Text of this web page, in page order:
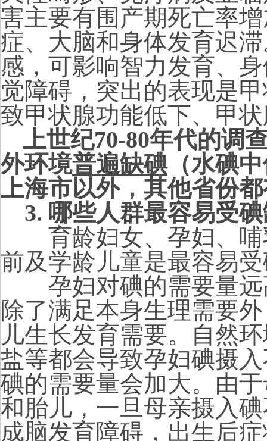
害主要有围产期死亡率
症、大脑和身体发育迟
感，可影响智力发育、
觉障碍，突出的表现是
致甲状腺功能低下、甲
上世纪70-80年代的调
外环境普遍缺碘（水碘
上海市以外，其他省份
3. 哪些人群最容易受
育龄妇女、孕妇、哺
前及学龄儿童是最容易
孕妇对碘的需要量远
除了满足本身生理需要
儿生长发育需要。自然
盐等都会导致孕妇碘摄
碘的需要量会加大。由
和胎儿，一旦母亲摄入
成脑发育障碍，出生后